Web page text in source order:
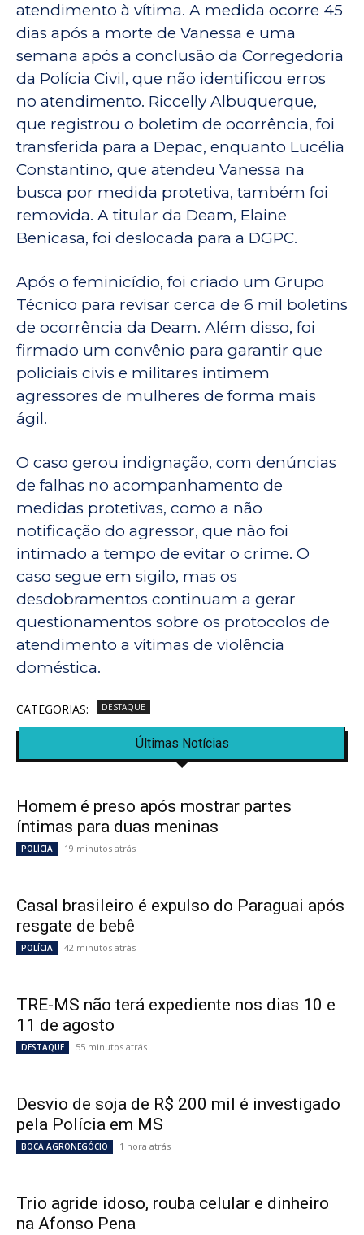
atendimento à vítima. A medida ocorre 45
dias após a morte de Vanessa e uma
semana após a conclusão da Corregedoria
da Polícia Civil, que não identificou erros
no atendimento. Riccelly Albuquerque,
que registrou o boletim de ocorrência, foi
transferida para a Depac, enquanto Lucélia
Constantino, que atendeu Vanessa na
busca por medida protetiva, também foi
removida. A titular da Deam, Elaine
Benicasa, foi deslocada para a DGPC.
Após o feminicídio, foi criado um Grupo
Técnico para revisar cerca de 6 mil boletins
de ocorrência da Deam. Além disso, foi
firmado um convênio para garantir que
policiais civis e militares intimem
agressores de mulheres de forma mais
ágil.
O caso gerou indignação, com denúncias
de falhas no acompanhamento de
medidas protetivas, como a não
notificação do agressor, que não foi
intimado a tempo de evitar o crime. O
caso segue em sigilo, mas os
desdobramentos continuam a gerar
questionamentos sobre os protocolos de
atendimento a vítimas de violência
doméstica.
CATEGORIAS: DESTAQUE
Últimas Notícias
Homem é preso após mostrar partes
íntimas para duas meninas
POLÍCIA 19 minutos atrás
Casal brasileiro é expulso do Paraguai após
resgate de bebê
POLÍCIA 42 minutos atrás
TRE-MS não terá expediente nos dias 10 e
11 de agosto
DESTAQUE 55 minutos atrás
Desvio de soja de R$ 200 mil é investigado
pela Polícia em MS
BOCA AGRONEGÓCIO 1 hora atrás
Trio agride idoso, rouba celular e dinheiro
na Afonso Pena